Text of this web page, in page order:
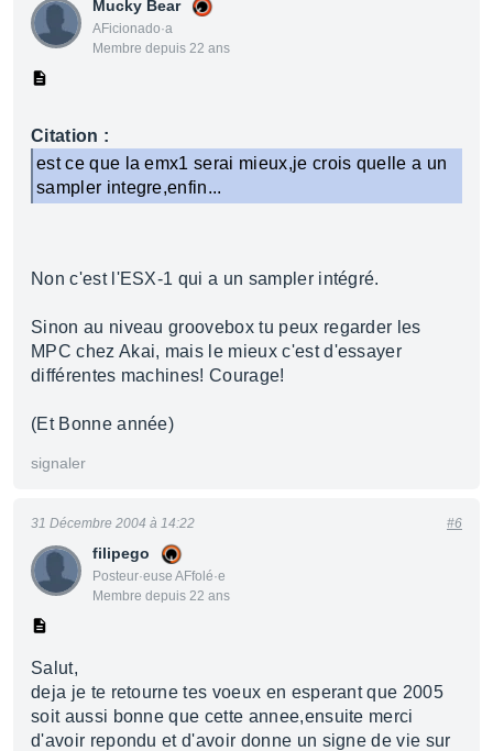
Mucky Bear
AFicionado·a
Membre depuis 22 ans
Citation :
est ce que la emx1 serai mieux,je crois quelle a un
sampler integre,enfin...
Non c'est l'ESX-1 qui a un sampler intégré.
Sinon au niveau groovebox tu peux regarder les
MPC chez Akai, mais le mieux c'est d'essayer
différentes machines! Courage!
(Et Bonne année)
signaler
filipego
Posteur·euse AFfolé·e
Membre depuis 22 ans
31 Décembre 2004 à 14:22 #6
Salut,
deja je te retourne tes voeux en esperant que 2005
soit aussi bonne que cette annee,ensuite merci
d'avoir repondu et d'avoir donne un signe de vie sur